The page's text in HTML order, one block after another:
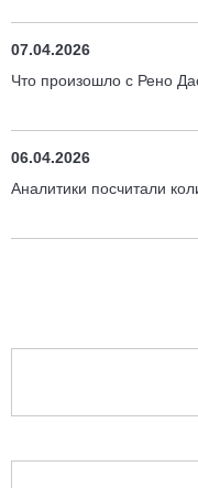
07.04.2026
Что произошло с Рено
06.04.2026
Аналитики посчитали